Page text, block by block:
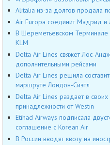
Alitalia из-за долгов продала
Air Europa соединит Мадрид
В Шереметьевском Терминале
KLM
Delta Air Lines свяжет Лос-
дополнительными рейсами
Delta Air Lines решила
маршруте Лондон-Сиэтл
Delta Air Lines раздает в своих
принадлежности от Westin
Etihad Airways подписала
соглашение с Korean Air
В России вводят квоту на